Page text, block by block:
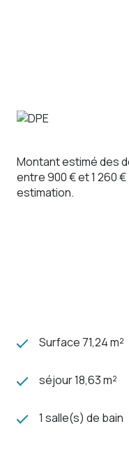
Montant estimé des
entre 900 € et 1 260
estimation.
Surface 71,24 m²
séjour 18,63 m²
1 salle(s) de bain